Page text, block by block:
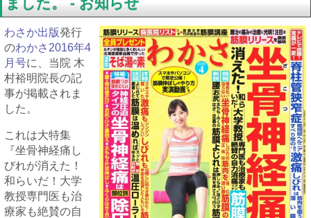
わさか出版発行
のわかさ2016年4
月号に、当院 木
村裕明院長の記
事が掲載されま
した。
これは大特集
『坐骨神経痛し
びれが消えた！
和らいだ！大学
教授専門医も治
療家も絶賛の自